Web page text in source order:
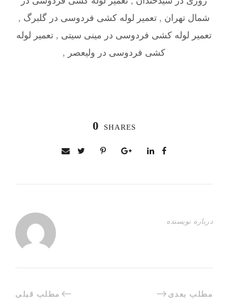
شمال تهران , تعمیر لوله کشی فردوسی در گلبرگ ,
تعمیر لوله کشی فردوسی در مینی سیتی , تعمیر لوله
کشی فردوسی در ولیعصر ,
0 SHARES
درباره نویسنده
مطلب قبلی مطلب بعدی